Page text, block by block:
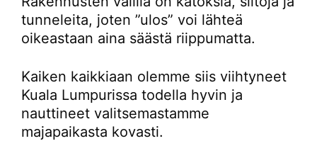
tunneleita, joten ”ulos” voi lähteä
oikeastaan aina säästä riippumatta.
Kaiken kaikkiaan olemme siis viihtyneet
Kuala Lumpurissa todella hyvin ja
nauttineet valitsemastamme
majapaikasta kovasti.